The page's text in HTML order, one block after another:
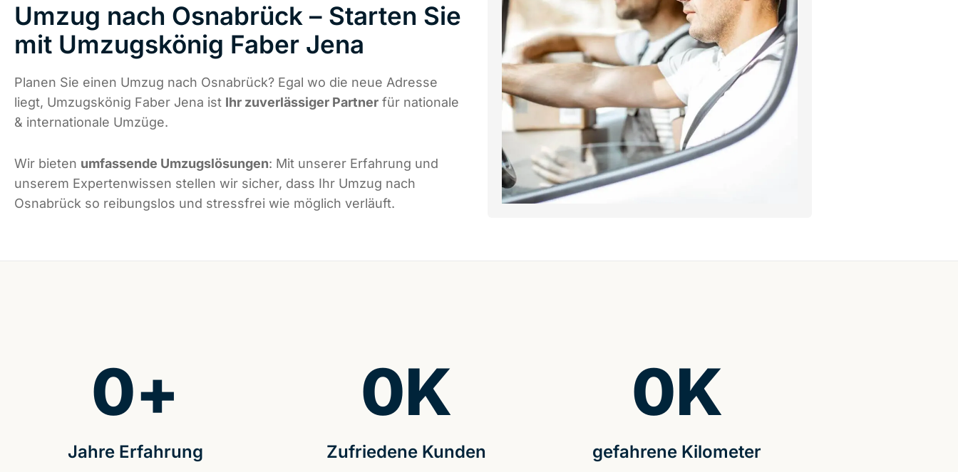
Umzug nach Osnabrück – Starten Sie
mit Umzugskönig Faber Jena
Planen Sie einen Umzug nach Osnabrück? Egal wo die neue Adresse
liegt, Umzugskönig Faber Jena ist Ihr zuverlässiger Partner für nationale
& internationale Umzüge.
Wir bieten umfassende Umzugslösungen: Mit unserer Erfahrung und
unserem Expertenwissen stellen wir sicher, dass Ihr Umzug nach
Osnabrück so reibungslos und stressfrei wie möglich verläuft.
Jahre Erfahrung
0+
Zufriedene Kunden
0K
gefahrene Kilometer
0K